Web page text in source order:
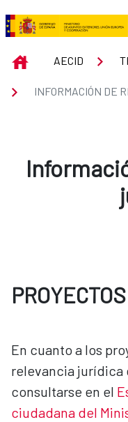
Saut au contenu principal
Información
INICIOAECID
INFORMACIÓN DE
En cuanto a los
relevancia jurídica
consultarse en el
ciudadana del